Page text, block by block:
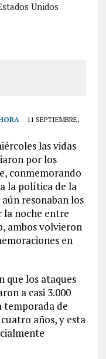
Unidos
11 SEPTIEMBRE,
las vidas
por los
conmemorando
la política de la
resonaban los
la noche entre
ambos volvieron
en
que los ataques
a casi 3.000
temporada de
años, y esta